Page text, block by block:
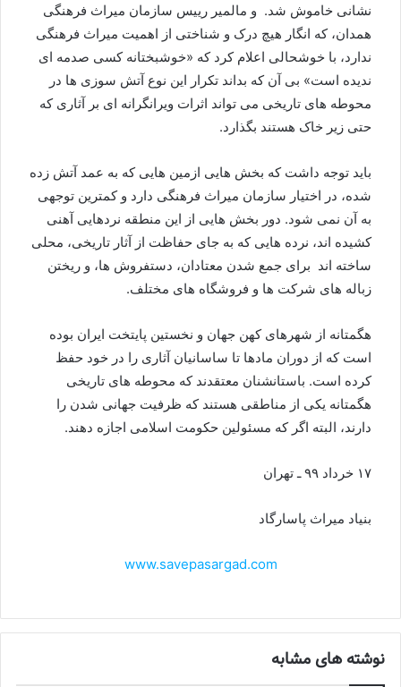
نشانی خاموش شد. و مالمیر رییس سازمان میراث فرهنگی
همدان، که انگار هیچ درک و شناختی از اهمیت میراث فرهنگی
ندارد، با خوشحالی اعلام کرد که «خوشبختانه کسی صدمه ای
ندیده است» بی آن که بداند تکرار این نوع آتش سوزی ها در
محوطه های تاریخی می تواند اثرات ویرانگرانه ای بر آثاری که
حتی زیر خاک هستند بگذارد.
باید توجه داشت که بخش هایی ازمین هایی که به عمد آتش زده
شده، در اختیار سازمان میراث فرهنگی دارد و کمترین توجهی
به آن نمی شود. دور بخش هایی از این منطقه نردهایی آهنی
کشیده اند، نرده هایی که به جای حفاظت از آثار تاریخی، محلی
ساخته اند برای جمع شدن معتادان، دستفروش ها، و ریختن
زباله های شرکت ها و فروشگاه های مختلف.
هگمتانه از شهرهای کهن جهان و نخستین پایتخت ایران بوده
است که از دوران مادها تا ساسانیان آثاری را در خود حفظ
کرده است. باستانشنان معتقدند که محوطه های تاریخی
هگمتانه یکی از مناطقی هستند که ظرفیت جهانی شدن را
دارند، البته اگر که مسئولین حکومت اسلامی اجازه دهند.
۱۷ خرداد ۹۹ ـ تهران
بنیاد میراث پاسارگاد
www.savepasargad.com
نوشته های مشابه